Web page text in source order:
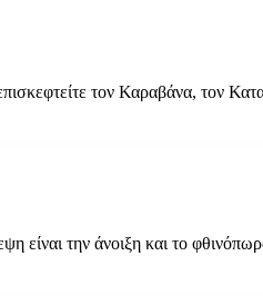
τον Καραβάνα, τον
την άνοιξη και το